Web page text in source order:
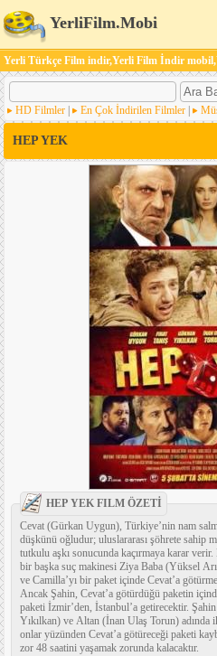
YerliFilm.Mobi
Yerli Türkçe Film indir,Yerli Film İndir
HD Filmler En Çok İndirilen Filmler
HEP YEK
HEP YEK FILM ÖZETİ
Cevat (Gürkan Uygun), Türkiye’nin nam
düşkünü oğludur; uluslararası şöhrete sahip
tutkulu aşkı sonucunda kaçırmaya karar
bir başka suç makinesi Ziya Baba (Yüksel
ve Camilla’yı bir paket içinde Cevat’a
Ancak Şahin, Cevat’a götürdüğü paketin
paketi İzmir’den, İstanbul’a getirecektir.
Yıkılkan) ve Altan (İnan Ulaş Torun)
onlar yüzünden Cevat’a götüreceği paketi
zor 48 saatini yaşamak zorunda kalacaktır.